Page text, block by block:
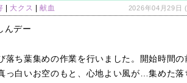
2026年04月29日
大クス |献血
んデー
落ち葉集めの作業を行いました。開始時間の
っ白いお空のもと、心地よい風が…集めた落